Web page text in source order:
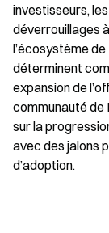
investisseurs,
déverrouillages
l’écosystème
déterminent
expansion de
communauté
sur la
avec des jalons
d’adoption.